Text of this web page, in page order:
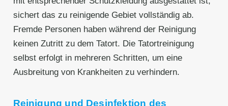
sichert das zu reinigende Gebiet vollständig ab.
Fremde Personen haben während der Reinigung
keinen Zutritt zu dem Tatort. Die Tatortreinigung
selbst erfolgt in mehreren Schritten, um eine
Ausbreitung von Krankheiten zu verhindern.
Reinigung und Desinfektion des